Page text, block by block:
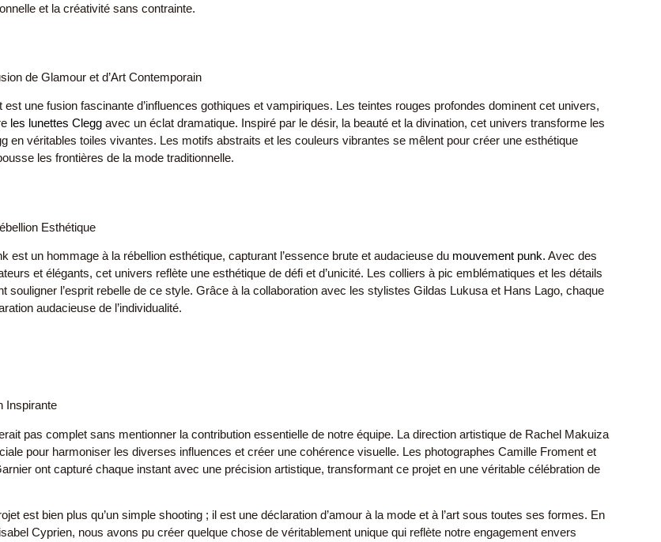
et la créativité sans contrainte.
de Glamour et d’Art Contemporain
est une fusion fascinante d’influences gothiques et vampiriques. Les teintes rouges profondes dominent cet univers,
les lunettes Clegg avec un éclat dramatique. Inspiré par le désir, la beauté et la divination, cet univers transforme les
en véritables toiles vivantes. Les motifs abstraits et les couleurs vibrantes se mêlent pour créer une esthétique
les frontières de la mode traditionnelle.
Esthétique
est un hommage à la rébellion esthétique, capturant l’essence brute et audacieuse du mouvement punk. Avec des
et élégants, cet univers reflète une esthétique de défi et d’unicité. Les colliers à pic emblématiques et les détails
souligner l’esprit rebelle de ce style. Grâce à la collaboration avec les stylistes Gildas Lukusa et Hans Lago, chaque
audacieuse de l’individualité.
Inspirante
pas complet sans mentionner la contribution essentielle de notre équipe. La direction artistique de Rachel Makuiza
pour harmoniser les diverses influences et créer une cohérence visuelle. Les photographes Camille Froment et
ont capturé chaque instant avec une précision artistique, transformant ce projet en une véritable célébration de
est bien plus qu’un simple shooting ; il est une déclaration d’amour à la mode et à l’art sous toutes ses formes. En
Cyprien, nous avons pu créer quelque chose de véritablement unique qui reflète notre engagement envers